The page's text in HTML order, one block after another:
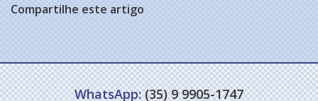
Compartilhe este artigo
WhatsApp:(35) 9 9905-1747